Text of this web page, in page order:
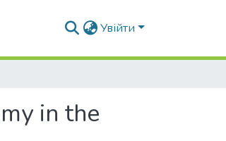
Увійти
in the